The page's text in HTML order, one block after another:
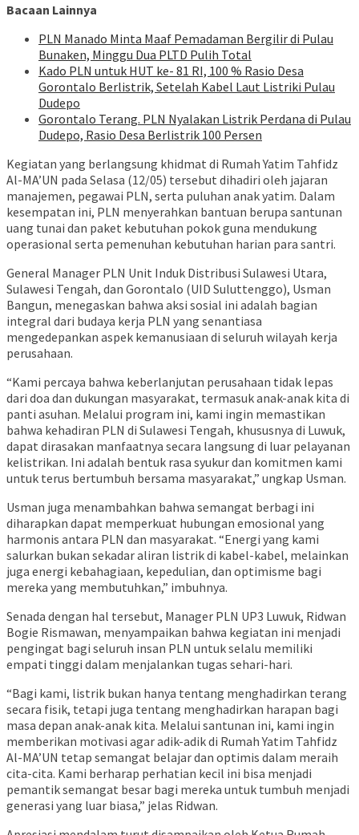
Bacaan Lainnya
PLN Manado Minta Maaf Pemadaman Bergilir di Pulau
Bunaken, Minggu Dua PLTD Pulih Total
Kado PLN untuk HUT ke- 81 RI, 100 % Rasio Desa
Gorontalo Berlistrik, Setelah Kabel Laut Listriki Pulau
Dudepo
Gorontalo Terang. PLN Nyalakan Listrik Perdana di Pulau
Dudepo, Rasio Desa Berlistrik 100 Persen
Kegiatan yang berlangsung khidmat di Rumah Yatim Tahfidz
Al-MA’UN pada Selasa (12/05) tersebut dihadiri oleh jajaran
manajemen, pegawai PLN, serta puluhan anak yatim. Dalam
kesempatan ini, PLN menyerahkan bantuan berupa santunan
uang tunai dan paket kebutuhan pokok guna mendukung
operasional serta pemenuhan kebutuhan harian para santri.
General Manager PLN Unit Induk Distribusi Sulawesi Utara,
Sulawesi Tengah, dan Gorontalo (UID Suluttenggo), Usman
Bangun, menegaskan bahwa aksi sosial ini adalah bagian
integral dari budaya kerja PLN yang senantiasa
mengedepankan aspek kemanusiaan di seluruh wilayah kerja
perusahaan.
“Kami percaya bahwa keberlanjutan perusahaan tidak lepas
dari doa dan dukungan masyarakat, termasuk anak-anak kita di
panti asuhan. Melalui program ini, kami ingin memastikan
bahwa kehadiran PLN di Sulawesi Tengah, khususnya di Luwuk,
dapat dirasakan manfaatnya secara langsung di luar pelayanan
kelistrikan. Ini adalah bentuk rasa syukur dan komitmen kami
untuk terus bertumbuh bersama masyarakat,” ungkap Usman.
Usman juga menambahkan bahwa semangat berbagi ini
diharapkan dapat memperkuat hubungan emosional yang
harmonis antara PLN dan masyarakat. “Energi yang kami
salurkan bukan sekadar aliran listrik di kabel-kabel, melainkan
juga energi kebahagiaan, kepedulian, dan optimisme bagi
mereka yang membutuhkan,” imbuhnya.
Senada dengan hal tersebut, Manager PLN UP3 Luwuk, Ridwan
Bogie Rismawan, menyampaikan bahwa kegiatan ini menjadi
pengingat bagi seluruh insan PLN untuk selalu memiliki
empati tinggi dalam menjalankan tugas sehari-hari.
“Bagi kami, listrik bukan hanya tentang menghadirkan terang
secara fisik, tetapi juga tentang menghadirkan harapan bagi
masa depan anak-anak kita. Melalui santunan ini, kami ingin
memberikan motivasi agar adik-adik di Rumah Yatim Tahfidz
Al-MA’UN tetap semangat belajar dan optimis dalam meraih
cita-cita. Kami berharap perhatian kecil ini bisa menjadi
pemantik semangat besar bagi mereka untuk tumbuh menjadi
generasi yang luar biasa,” jelas Ridwan.